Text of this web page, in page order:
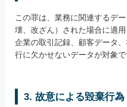
この罪は、業務に関連するデ
壊、改ざん）された場合に適用
企業の取引記録、顧客データ
行に欠かせないデータが対象で
3. 故意による毀棄行為